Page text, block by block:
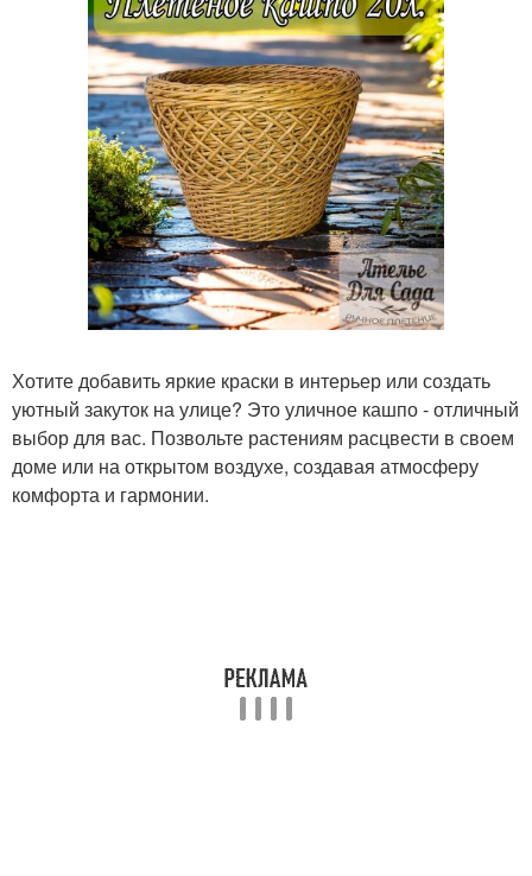
Хотите добавить яркие краски в интерьер или создать
уютный закуток на улице? Это уличное кашпо - отличный
выбор для вас. Позвольте растениям расцвести в своем
доме или на открытом воздухе, создавая атмосферу
комфорта и гармонии.